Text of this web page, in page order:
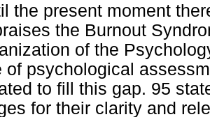
the present moment
the Burnout
of the
of psychological
to fill this gap. 95
for their clarity and